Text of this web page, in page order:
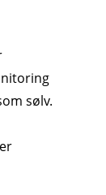
sølv.